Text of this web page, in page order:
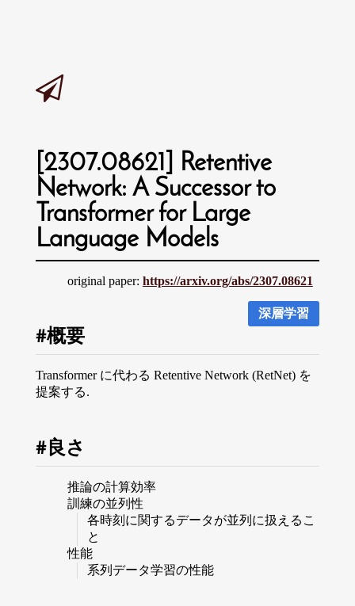
[2307.08621] Retentive
Network: A Successor to
Transformer for Large
Language Models
original paper: https://arxiv.org/abs/2307.08621
深層学習
概要
Transformer に代わる Retentive Network (RetNet) を
提案する.
良さ
推論の計算効率
訓練の並列性
各時刻に関するデータが並列に扱えるこ
と
性能
系列データ学習の性能